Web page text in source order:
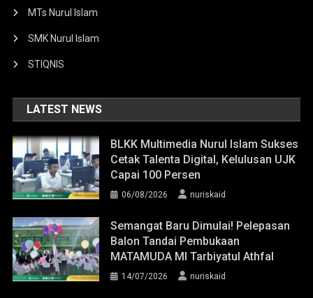
MTs Nurul Islam
SMK Nurul Islam
STIQNIS
LATEST NEWS
BLKK Multimedia Nurul Islam Sukses
Cetak Talenta Digital, Kelulusan UJK
Capai 100 Persen
06/08/2026 nuriskaid
Semangat Baru Dimulai! Pelepasan
Balon Tandai Pembukaan
MATAMUDA MI Tarbiyatul Athfal
14/07/2026 nuriskaid